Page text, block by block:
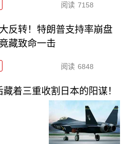
阅读 7158
反转！特朗普支持率崩盘
藏致命一击
阅读 6848
着三重收割日本的阳谋！